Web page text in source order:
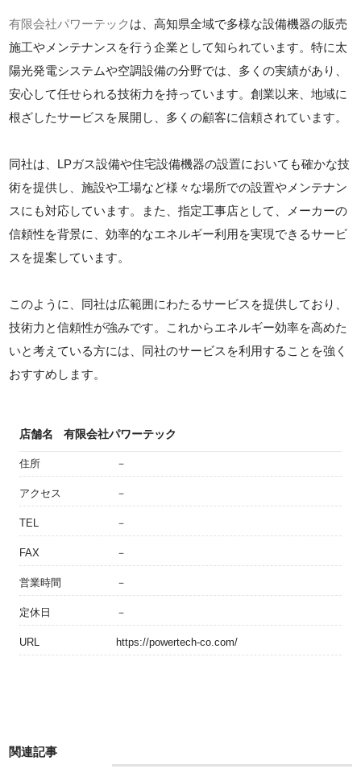
有限会社パワーテック は、高知県全域で多様な設備機器の販売
施工やメンテナンスを行う企業として知られています。特に太
陽光発電システムや空調設備の分野では、多くの実績があり、
安心して任せられる技術力を持っています。創業以来、地域に
根ざしたサービスを展開し、多くの顧客に信頼されています。
同社は、LPガス設備や住宅設備機器の設置においても確かな技
術を提供し、施設や工場など様々な場所での設置やメンテナン
スにも対応しています。また、指定工事店として、メーカーの
信頼性を背景に、効率的なエネルギー利用を実現できるサービ
スを提案しています。
このように、同社は広範囲にわたるサービスを提供しており、
技術力と信頼性が強みです。これからエネルギー効率を高めた
いと考えている方には、同社のサービスを利用することを強く
おすすめします。
店舗名 有限会社パワーテック
住所 －
アクセス －
TEL －
FAX －
営業時間 －
定休日 －
URL https://powertech-co.com/
関連記事